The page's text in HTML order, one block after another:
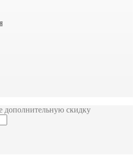
дополнительную скидку